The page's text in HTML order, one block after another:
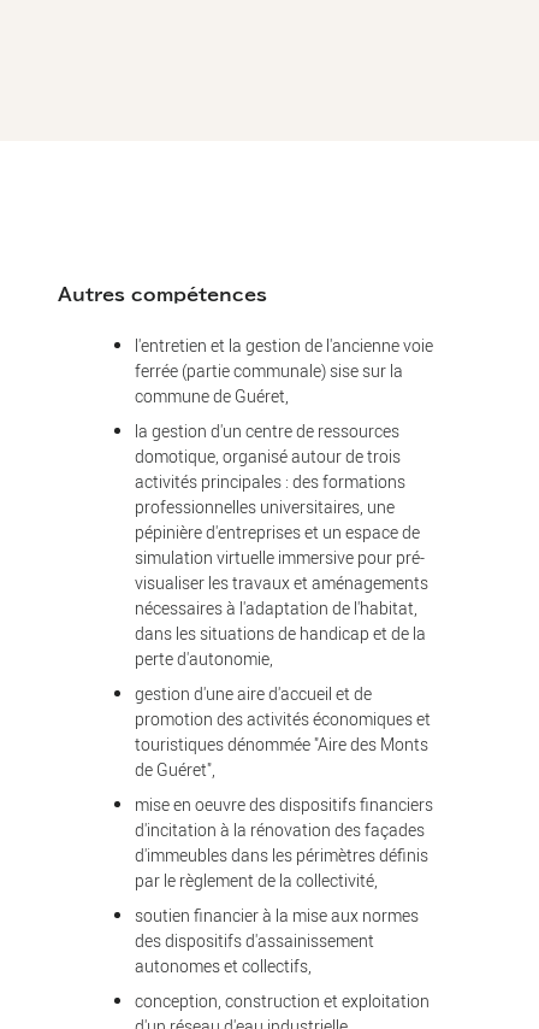
Autres compétences
l'entretien et la gestion de l'ancienne voie
ferrée (partie communale) sise sur la
commune de Guéret,
la gestion d'un centre de ressources
domotique, organisé autour de trois
activités principales : des formations
professionnelles universitaires, une
pépinière d'entreprises et un espace de
simulation virtuelle immersive pour pré-
visualiser les travaux et aménagements
nécessaires à l'adaptation de l'habitat,
dans les situations de handicap et de la
perte d'autonomie,
gestion d'une aire d'accueil et de
promotion des activités économiques et
touristiques dénommée "Aire des Monts
de Guéret",
mise en oeuvre des dispositifs financiers
d'incitation à la rénovation des façades
d'immeubles dans les périmètres définis
par le règlement de la collectivité,
soutien financier à la mise aux normes
des dispositifs d'assainissement
autonomes et collectifs,
conception, construction et exploitation